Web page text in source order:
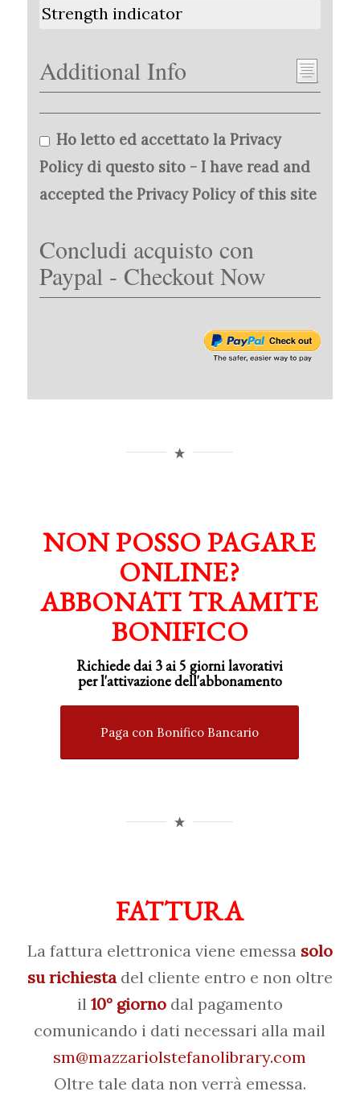
Strength indicator
Additional Info
Ho letto ed accettato la Privacy
Policy di questo sito - I have read and
accepted the Privacy Policy of this site
Concludi acquisto con
Paypal - Checkout Now
NON POSSO PAGARE
ONLINE?
ABBONATI TRAMITE
BONIFICO
Richiede dai 3 ai 5 giorni lavorativi
perl'attivazionedell'abbonamento
Paga con Bonifico Bancario
FATTURA
La fattura elettronica viene emessasolo
su richiestadel cliente entro e non oltre
il 10° giornodal pagamento
comunicando i dati necessari alla mail
sm@mazzariolstefanolibrary.com
Oltre tale data non verrà emessa.